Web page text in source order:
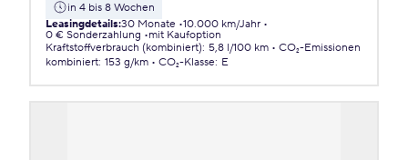
in 4 bis 8 Wochen
Leasingdetails:30 Monate 10.000 km/Jahr
0 € Sonderzahlung
mit Kaufoption
Kraftstoffverbrauch (kombiniert): 5,8 l/100 km
CO₂-Emissionen
kombiniert: 153 g/km CO₂-Klasse: E